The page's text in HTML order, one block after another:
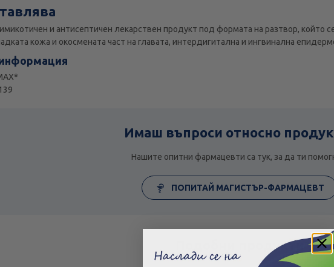
и антисептичен лекарствен продукт под формата на разтвор, който
кожа и окосмената част на главата, интердигитална и ингвинална
Имаш въпроси относно
Нашите опитни фармацевти са тук, за да ти
ПОПИТАЙ МАГИСТЪР-ФАРМАЦЕВТ
Подобни продукти